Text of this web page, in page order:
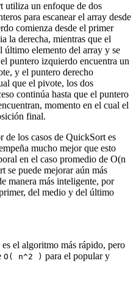
utiliza un enfoque de dos
para escanear el array desde
comienza desde el primer
la derecha, mientras que el
último elemento del array y se
puntero izquierdo encuentra un
y el puntero derecho
que el pivote, los dos
continúa hasta que el puntero
momento en el cual el
final.
de los casos de QuickSort es
mucho mejor que esto
en el caso promedio de O(n
se puede mejorar aún más
manera más inteligente, por
del medio y del último
es el algoritmo más rápido, pero
O( n^2 ) para el popular y